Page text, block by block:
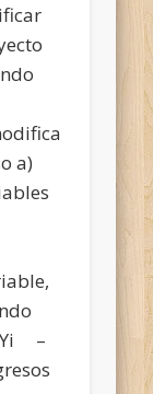
a)
Yi –